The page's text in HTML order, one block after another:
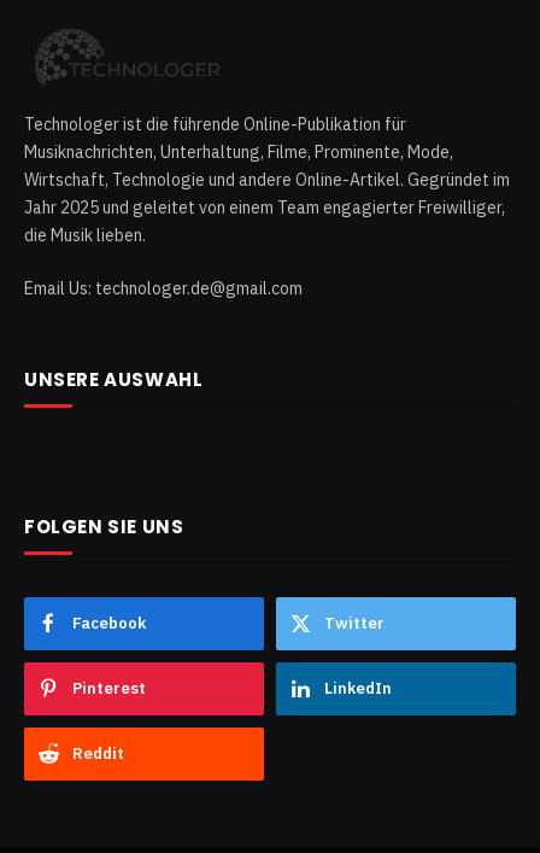
Technologer ist die führende Online-Publikation für
Musiknachrichten, Unterhaltung, Filme, Prominente, Mode,
Wirtschaft, Technologie und andere Online-Artikel. Gegründet im
Jahr 2025 und geleitet von einem Team engagierter Freiwilliger,
die Musik lieben.
Email Us: technologer.de@gmail.com
UNSERE AUSWAHL
FOLGEN SIE UNS
Facebook Twitter
Pinterest LinkedIn
Reddit